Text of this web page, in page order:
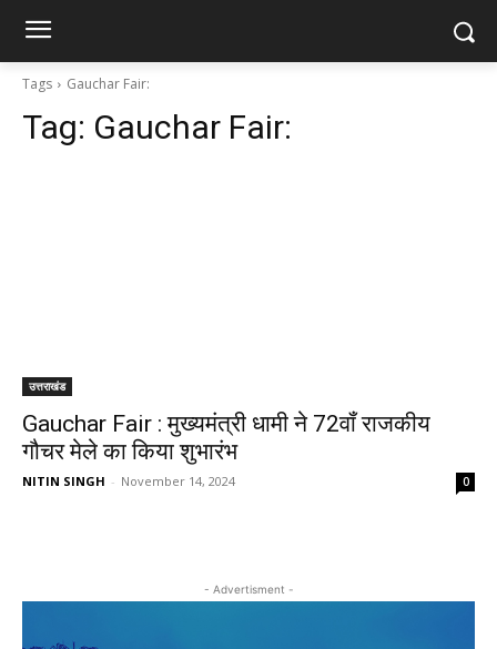
Tags Gauchar Fair:
Tag: Gauchar Fair:
उत्तराखंड
Gauchar Fair : मुख्यमंत्री धामी ने 72वॉं राजकीय
गौचर मेले का किया शुभारंभ
NITIN SINGH - November 14, 2024 0
- Advertisment -